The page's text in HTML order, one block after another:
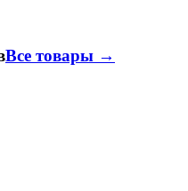
Все товары →